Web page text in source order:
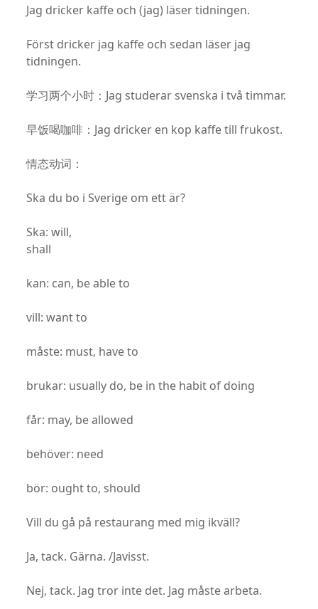
Jag dricker kaffe och (jag) läser tidningen.
Först dricker jag kaffe och sedan läser jag
tidningen.
学习两个小时：Jag studerar svenska i två timmar.
早饭喝咖啡：Jag dricker en kop kaffe till frukost.
情态动词：
Ska du bo i Sverige om ett är?
Ska: will,
shall
kan: can, be able to
vill: want to
måste: must, have to
brukar: usually do, be in the habit of doing
får: may, be allowed
behöver: need
bör: ought to, should
Vill du gå på restaurang med mig ikväll?
Ja, tack. Gärna. /Javisst.
Nej, tack. Jag tror inte det. Jag måste arbeta.